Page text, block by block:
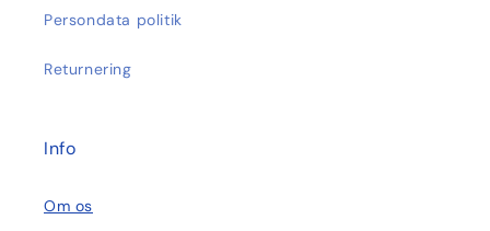
Persondata politik
Returnering
Info
Om os